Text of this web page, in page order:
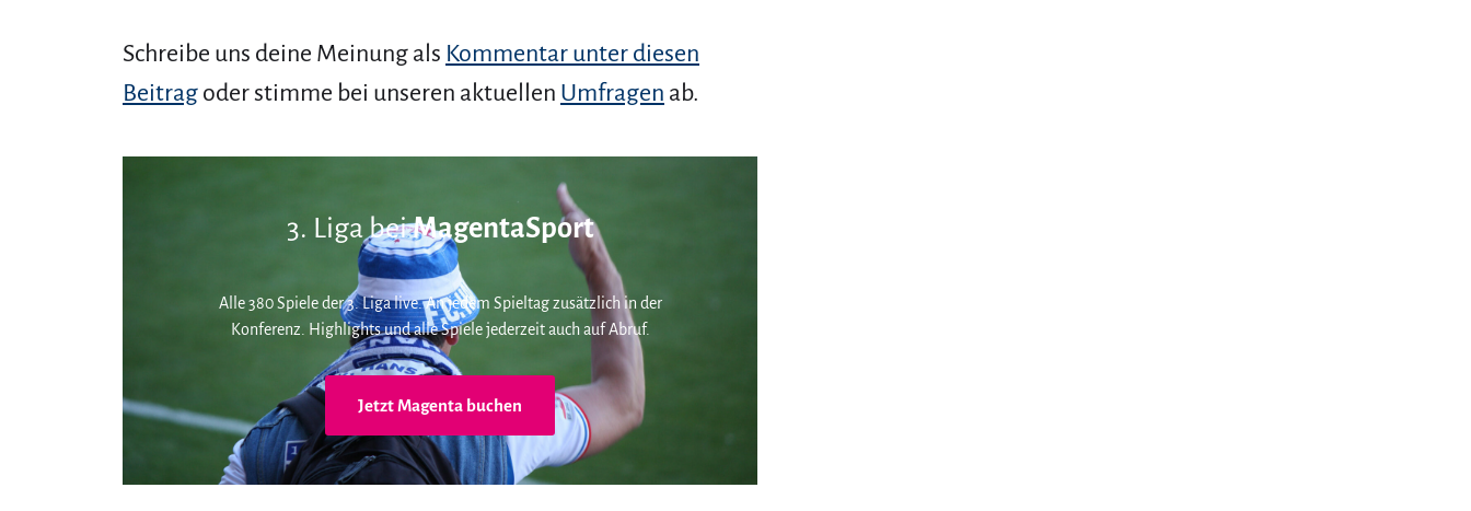
Schreibe uns deine Meinung als Kommentar unter diesen
Beitrag oder stimme bei unseren aktuellen Umfragen ab.
3. Liga beiMagentaSport
Alle 380 Spiele der 3. Liga live. An jedem Spieltag zusätzlich in der
Konferenz. Highlights und alle Spiele jederzeit auch auf Abruf.
Jetzt Magenta buchen